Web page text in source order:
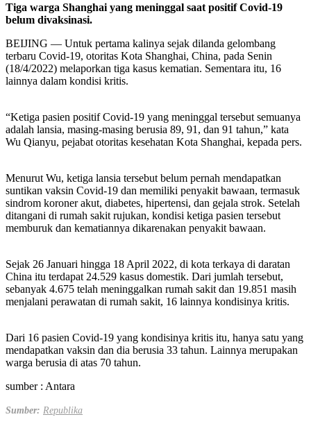
Tiga warga Shanghai yang meninggal saat positif Covid-19
belum divaksinasi.
BEIJING — Untuk pertama kalinya sejak dilanda gelombang
terbaru Covid-19, otoritas Kota Shanghai, China, pada Senin
(18/4/2022) melaporkan tiga kasus kematian. Sementara itu, 16
lainnya dalam kondisi kritis.
“Ketiga pasien positif Covid-19 yang meninggal tersebut semuanya
adalah lansia, masing-masing berusia 89, 91, dan 91 tahun,” kata
Wu Qianyu, pejabat otoritas kesehatan Kota Shanghai, kepada pers.
Menurut Wu, ketiga lansia tersebut belum pernah mendapatkan
suntikan vaksin Covid-19 dan memiliki penyakit bawaan, termasuk
sindrom koroner akut, diabetes, hipertensi, dan gejala strok. Setelah
ditangani di rumah sakit rujukan, kondisi ketiga pasien tersebut
memburuk dan kematiannya dikarenakan penyakit bawaan.
Sejak 26 Januari hingga 18 April 2022, di kota terkaya di daratan
China itu terdapat 24.529 kasus domestik. Dari jumlah tersebut,
sebanyak 4.675 telah meninggalkan rumah sakit dan 19.851 masih
menjalani perawatan di rumah sakit, 16 lainnya kondisinya kritis.
Dari 16 pasien Covid-19 yang kondisinya kritis itu, hanya satu yang
mendapatkan vaksin dan dia berusia 33 tahun. Lainnya merupakan
warga berusia di atas 70 tahun.
sumber : Antara
Sumber: Republika